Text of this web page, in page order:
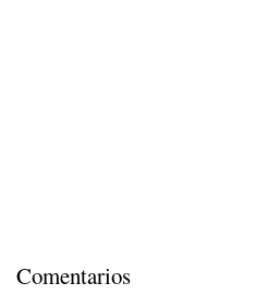
Comentarios